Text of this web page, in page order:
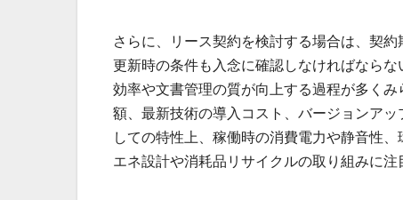
さらに、リース契約を検討する場合は、契
更新時の条件も入念に確認しなければなら
効率や文書管理の質が向上する過程が多く
額、最新技術の導入コスト、バージョンア
しての特性上、稼働時の消費電力や静音性
エネ設計や消耗品リサイクルの取り組みに